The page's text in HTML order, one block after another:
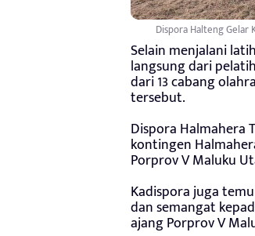
Dispora Halteng Gelar
Selain menjalani
langsung dari
dari 13 cabang
tersebut.
Dispora Halmahera
kontingen
Porprov V Maluku
Kadispora juga
dan semangat
ajang Porprov V